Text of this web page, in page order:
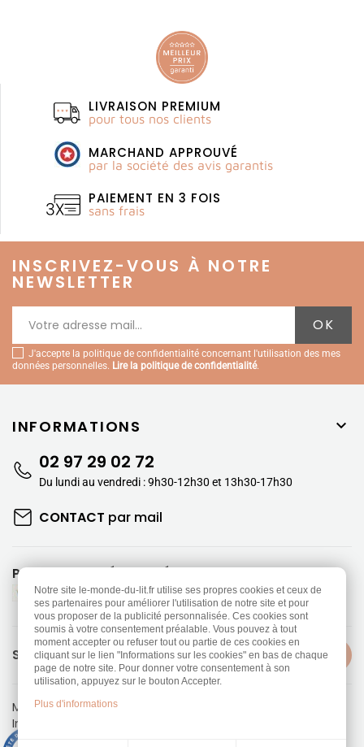
LIVRAISON PREMIUM
pour tous nos clients
MARCHAND APPROUVÉ
par la société des avis garantis
PAIEMENT EN 3 FOIS
sans frais
INSCRIVEZ-VOUS À NOTRE
NEWSLETTER
J'accepte la politique de confidentialité concernant l'utilisation des mes
données personnelles. Lire la politique de confidentialité.
INFORMATIONS 
02 97 29 02 72
Du lundi au vendredi : 9h30-12h30 et 13h30-17h30
CONTACT par mail
PAIEMENTS SÉCURISÉS
SUIVEZ-NOUS
Mentions légales-
Information sur les Cookies
Notre site le-monde-du-lit.fr utilise ses propres cookies et ceux de
ses partenaires pour améliorer l'utilisation de notre site et pour
vous proposer de la publicité personnalisée. Ces cookies sont
soumis à votre consentement préalable. Vous pouvez à tout
moment accepter ou refuser tout ou partie de ces cookies en
cliquant sur le lien "Informations sur les cookies" en bas de chaque
page de notre site. Pour donner votre consentement à son
utilisation, appuyez sur le bouton Accepter.
Plus d'informations